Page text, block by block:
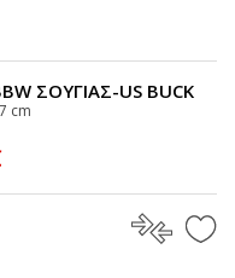
ΣΟΥΓΙΑΣ-US BUCK
cm